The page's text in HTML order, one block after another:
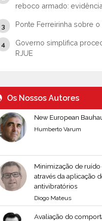
reboco armado:
Ponte Ferreirinha sobre o
Governo simplifica
RJUE
Os Nossos Autores
New European
Humberto Varum
Minimização de ruído
através da aplicação
antivibratórios
Diogo Mateus
Avaliação do